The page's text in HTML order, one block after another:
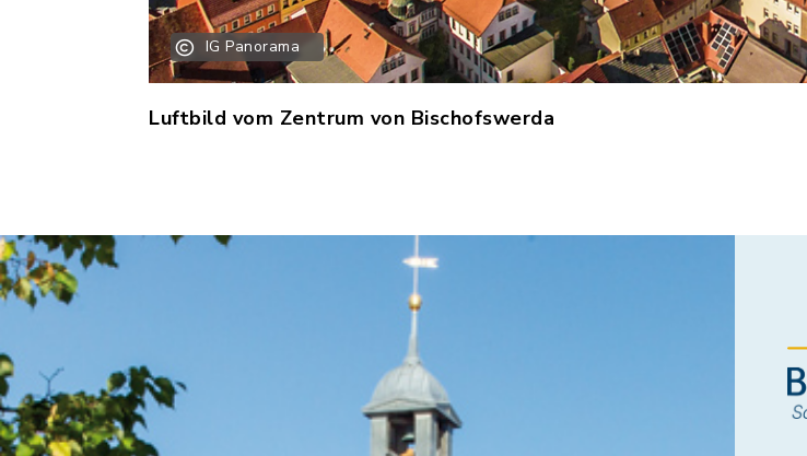
IG Panorama
Luftbild vom Zentrum von Bischofswerda